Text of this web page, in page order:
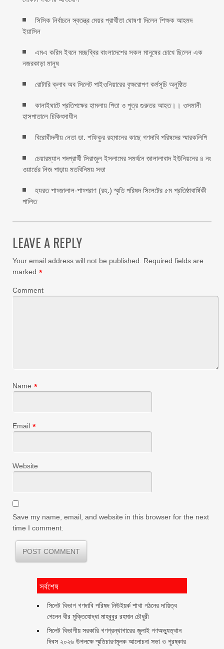
সিসিক নির্বাচনে স্বতন্ত্র মেয়র প্রার্থীতা ঘোষণা দিলেন শিক্ষক আহমদ
ইয়াসিন
এমএ করিম ইবনে মচ্ছব্বির বাংলাদেশের সকল মানুষের চোখে ছিলেন এক
নজরকাড়া মানুষ ‎
রোটারি ক্লাব অব সিলেট পাইওনিয়ারের বৃক্ষরোপণ কর্মসূচি অনুষ্ঠিত
কানাইঘাটে প্রতিপক্ষের হামলায় পিতা ও পুত্র গুরুতর আহত।। ওসমানী
হাসপাতালে চিকিৎসাধীন
বিরোধীদলীয় নেতা ডা. শফিকুর রহমানের কাছে গণদাবি পরিষদের স্মারকলিপি ‎
চেয়ারম্যান পদপ্রার্থী সিরাজুল ইসলামের সমর্থনে জালালাবাদ ইউনিয়নের ৪ নং
ওয়ার্ডের নিজ পাড়ায় মতবিনিময় সভা
হযরত শাহ্জালাল-শাহ্পরাণ (রহ.) স্মৃতি পরিষদ সিলেটের ৫ম প্রতিষ্ঠাবার্ষিকী
পালিত ‎​
LEAVE A REPLY
Your email address will not be published.
Required fields are
marked *
Comment
Name *
Email *
Website
Save my name, email, and website in this browser for the next
time I comment.
সর্বশেষ
সিলেট বিভাগ গণদাবি পরিষদ নিউইয়র্ক শাখা গঠনের দায়িত্ব
পেলেন বীর মুক্তিযোদ্ধা মাহবুবুর রহমান চৌধুরী ‎ ‎
সিলেট বিভাগীয় সরকারি গণগ্রন্থাগারের জুলাই গণঅভ্যুত্থান
দিবস ২০২৬ উপলক্ষে স্মৃতিচারণমূলক আলোচনা সভা ও পুরষ্কার